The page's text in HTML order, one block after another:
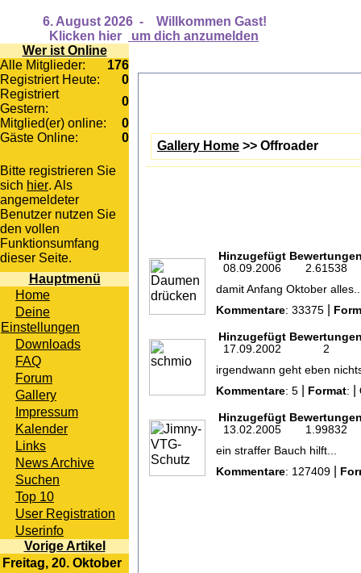
6. August 2026 -
Willkommen Gast!
Klicken hier
um dich anzumelden
Wer ist Online
Alle Mitglieder:
176
Registriert Heute:
0
Registriert
Gestern:
0
Mitglied(er) online:
0
Gäste Online:
0
Bitte registrieren Sie
sich hier. Als
angemeldeter
Benutzer nutzen Sie
den vollen
Funktionsumfang
dieser Seite.
Hauptmenü
Home
Deine
Einstellungen
Downloads
FAQ
Forum
Gallery
Impressum
Kalender
Links
News Archive
Suchen
Top 10
User Registration
Userinfo
Vorige Artikel
Freitag, 20. Oktober
Gallery Home>> Offroader
Hinzugefügt
08.09.2006
2.61538
damit Anfang Oktober
Kommentare: 33375 |
Hinzugefügt
17.09.2002
2
irgendwann geht eben
Kommentare: 5 | Format: |
Hinzugefügt
13.02.2005
1.99832
ein straffer Bauch hilft...
Kommentare: 127409 |